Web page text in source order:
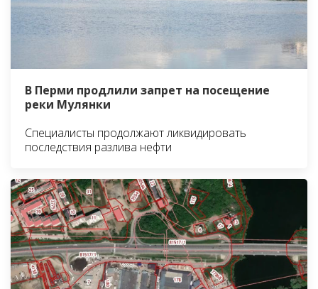
В Перми продлили запрет на посещение
реки Мулянки
Специалисты продолжают ликвидировать
последствия разлива нефти